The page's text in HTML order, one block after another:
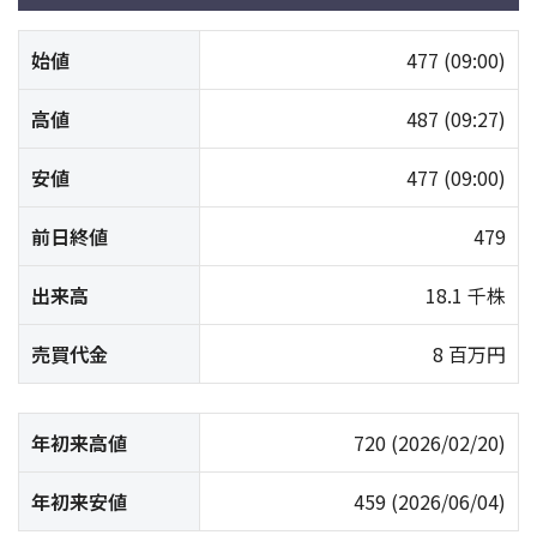
始値 477 (09:00)
高値 487 (09:27)
安値 477 (09:00)
前日終値 479
出来高 18.1 千株
売買代金 8 百万円
年初来高値 720 (2026/02/20)
年初来安値 459 (2026/06/04)